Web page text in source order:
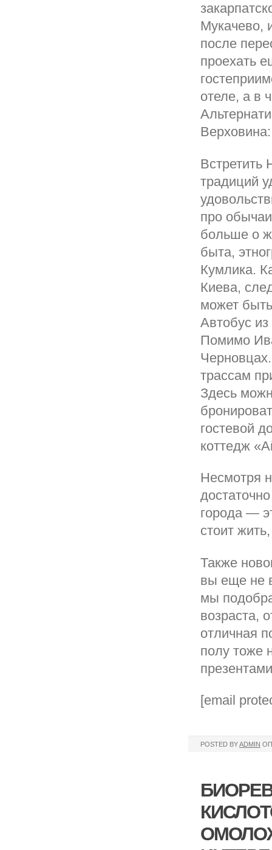
Мукачево,
после
проехать
отеле, а в
Встретить
традиций
про
больше о
быта,
Кумлика.
Киева,
может
Автобус
Помимо
трассам
Здесь
гостевой
коттедж
Несмотря
города —
стоит
Также
вы еще не
мы
возраста,
отличная
полу тоже
[email
POSTED BYADMIN